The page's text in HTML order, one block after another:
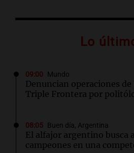
Lo
09:00 Mundo
Denuncian operaciones de
Triple Frontera por
08:05 Buen día, Argentina
El alfajor argentino busca
campeones en una